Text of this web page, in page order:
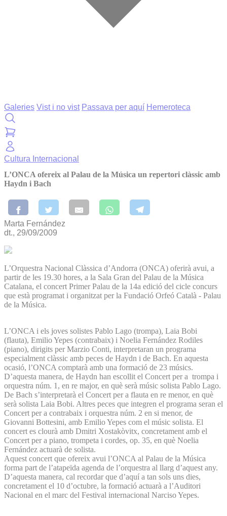
Galeries Vist i no vist Passava per aquí Hemeroteca
Cultura Internacional
L’ONCA ofereix al Palau de la Música un repertori clàssic amb
Haydn i Bach
Marta Fernández
dt., 29/09/2009
L’Orquestra Nacional Clàssica d’Andorra (ONCA) oferirà avui, a
partir de les 19.30 hores, a la Sala Gran del Palau de la Música
Catalana, el concert Primer Palau de la 14a edició del cicle concurs
que està programat i organitzat per la Fundació Orfeó Català - Palau
de la Música.
L’ONCA i els joves solistes Pablo Lago (trompa), Laia Bobi
(flauta), Emilio Yepes (contrabaix) i Noelia Fernández Rodiles
(piano), dirigits per Marzio Conti, interpretaran un programa
especialment clàssic amb peces de Haydn i de Bach. En aquesta
ocasió, l’ONCA comptarà amb una formació de 23 músics.
D’aquesta manera, de Haydn han escollit el Concert per a trompa i
orquestra núm. 1, en re major, en què serà músic solista Pablo Lago.
De Bach s’interpretarà el Concert per a flauta en re menor, en què
serà solista Laia Bobi. Altres peces que integren el programa seran el
Concert per a contrabaix i orquestra núm. 2 en si menor, de
Giovanni Bottesini, amb Emilio Yepes com el músic solista. El
concert es clourà amb Dmitri Xostakòvitx, concretament amb el
Concert per a piano, trompeta i cordes, op. 35, en què Noelia
Fernández actuarà de solista.
Aquest concert que ofereix avui l’ONCA al Palau de la Música
forma part de l’atapeïda agenda de l’orquestra al llarg d’aquest any.
D’aquesta manera, cal recordar que d’aquí a tan sols uns dies,
concretament el 10 d’octubre, la formació actuarà a l’Auditori
Nacional en el marc del Festival internacional Narciso Yepes.